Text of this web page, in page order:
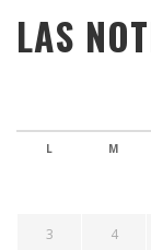
LAS
L M
3 4